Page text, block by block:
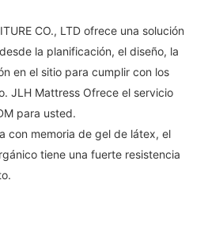
CO., LTD ofrece una solución
la planificación, el diseño, la
en el sitio para cumplir con los
JLH Mattress Ofrece el servicio
para usted.
con memoria de gel de látex, el
tiene una fuerte resistencia